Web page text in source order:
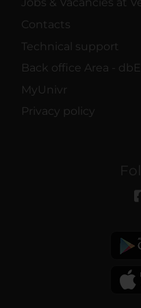
Jobs & Vacancies at
Contacts
Technical support
Back office Area -
MyUnivr
Privacy policy